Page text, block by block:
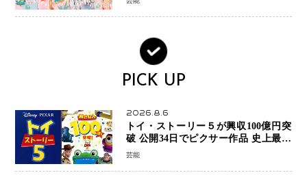
PICK UP
2026.8.6
トイ・ストーリー５が興収100億円突
破 公開34日でピクサー作品 史上最速
日本歴代シリーズ最高更新も目前
芸能